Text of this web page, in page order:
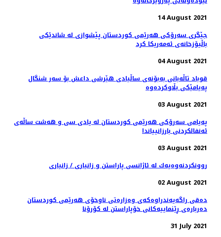
14 August 2021
جێگری سەرۆکی هەرێمی کوردستان پێشوازی لە شاندێکی
باڵیۆزخانه‌ی ئه‌مه‌ریکا کرد
04 August 2021
قوباد تاڵەبانی بەبۆنەی ساڵیادی هێرشی داعش بۆ سەر شنگال
پەیامێکی بڵاوکردەوە
03 August 2021
پەیامی سەرۆکی هەرێمی کوردستان له‌ يادى سى و هه‌شت ساڵه‌ى
ئه‌نفالكردنى بارزانيياندا
03 August 2021
روونكردنه‌وه‌یه‌ك له‌ ئاژانسی پاراستن و زانیاری / زانیاری
02 August 2021
دەقی راگەیەندراوەکەی وەزارەتی ناوخۆی هەرێمی کوردستان
دەربارەی ڕێنماییەکانی خۆپاراستن لە کۆرۆنا
31 July 2021